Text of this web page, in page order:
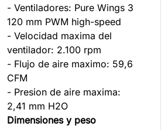
- Ventiladores: Pure Wings 3
120 mm PWM high-speed
- Velocidad maxima del
ventilador: 2.100 rpm
- Flujo de aire maximo: 59,6
CFM
- Presion de aire maxima:
2,41 mm H2O
Dimensiones y peso